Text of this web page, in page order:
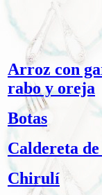
Arroz con
rabo y oreja
Botas
Caldereta
Chirulí